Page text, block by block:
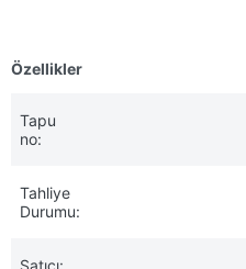
Özellikler
Tapu
no:
Tahliye
Durumu:
Satıcı: